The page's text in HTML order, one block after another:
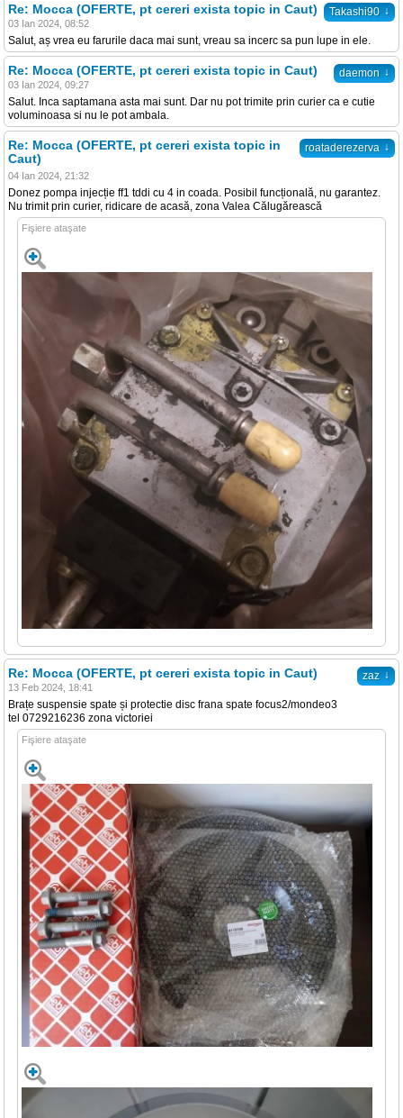
Takashi90 ↓
Re: Mocca (OFERTE, pt cereri exista topic in Caut)
03 Ian 2024, 08:52
Salut, aș vrea eu farurile daca mai sunt, vreau sa incerc sa pun lupe in ele.
daemon ↓
Re: Mocca (OFERTE, pt cereri exista topic in Caut)
03 Ian 2024, 09:27
Salut. Inca saptamana asta mai sunt. Dar nu pot trimite prin curier ca e cutie
voluminoasa si nu le pot ambala.
roataderezerva ↓
Re: Mocca (OFERTE, pt cereri exista topic in
Caut)
04 Ian 2024, 21:32
Donez pompa injecție ff1 tddi cu 4 in coada. Posibil funcțională, nu garantez.
Nu trimit prin curier, ridicare de acasă, zona Valea Călugărească
Fişiere ataşate
zaz ↓
Re: Mocca (OFERTE, pt cereri exista topic in Caut)
13 Feb 2024, 18:41
Brațe suspensie spate și protectie disc frana spate focus2/mondeo3
tel 0729216236 zona victoriei
Fişiere ataşate